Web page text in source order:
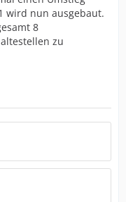
wird nun ausgebaut.
8
zu